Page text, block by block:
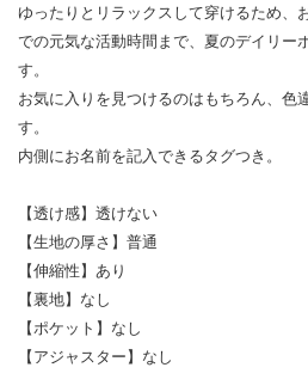
ゆったりとリラックスして穿けるため、
での元気な活動時間まで、夏のデイリー
す。
お気に入りを見つけるのはもちろん、色
す。
内側にお名前を記入できるタグつき。
【透け感】透けない
【生地の厚さ】普通
【伸縮性】あり
【裏地】なし
【ポケット】なし
【アジャスター】なし